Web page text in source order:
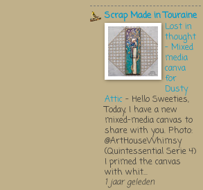
Scrap Made in Touraine
Lost in
thought
- Mixed
media
canva
for
Dusty
Attic - Hello Sweeties,
Today, I have a new
mixed-media canvas to
share with you. Photo:
@ArtHouseWhimsy
(Quintessential Serie 4)
I primed the canvas
with whit...
1 jaar geleden